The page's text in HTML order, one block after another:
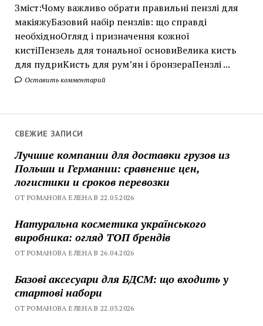
Зміст:Чому важливо обрати правильні пензлі для
макіяжуБазовий набір пензлів: що справді
необхідноОгляд і призначення кожної
кистіПензель для тональної основиВелика кисть
для пудриКисть для рум’ян і бронзераПензлі ...
Оставить комментарий
СВЕЖИЕ ЗАПИСИ
Лучшие компании для доставки грузов из
Польши и Германии: сравнение цен,
логистики и сроков перевозки
ОТ РОМАНОВА ЕЛЕНА В 22.05.2026
Натуральна косметика українського
виробника: огляд ТОП брендів
ОТ РОМАНОВА ЕЛЕНА В 26.04.2026
Базові аксесуари для БДСМ: що входить у
стартові набори
ОТ РОМАНОВА ЕЛЕНА В 22.03.2026